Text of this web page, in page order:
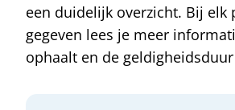
een duidelijk overzicht. Bij elk
gegeven lees je meer
ophaalt en de